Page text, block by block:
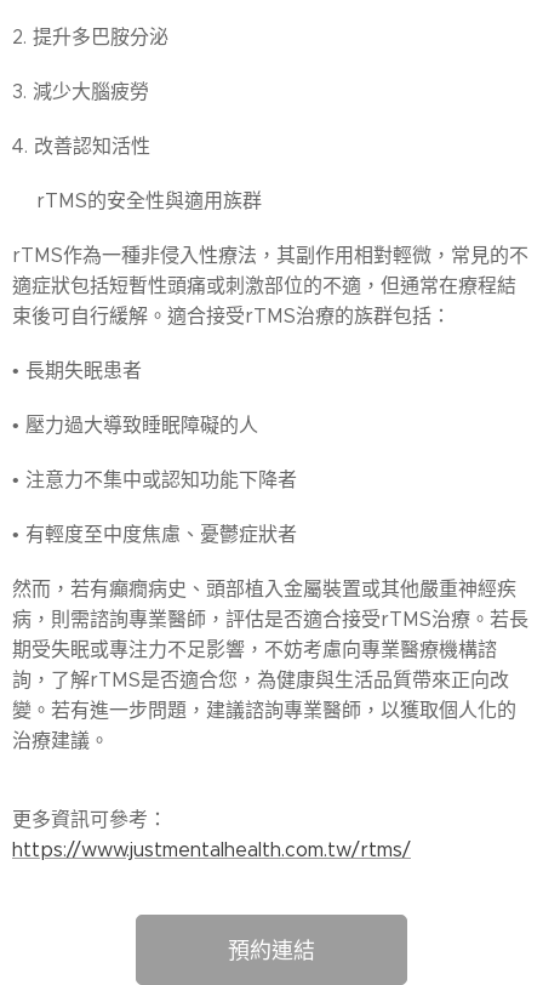
2. 提升多巴胺分泌
3. 減少大腦疲勞
4. 改善認知活性
♦️rTMS的安全性與適用族群
rTMS作為一種非侵入性療法，其副作用相對輕微，常見的不
適症狀包括短暫性頭痛或刺激部位的不適，但通常在療程結
束後可自行緩解。適合接受rTMS治療的族群包括：
• 長期失眠患者
• 壓力過大導致睡眠障礙的人
• 注意力不集中或認知功能下降者
• 有輕度至中度焦慮、憂鬱症狀者
然而，若有癲癇病史、頭部植入金屬裝置或其他嚴重神經疾
病，則需諮詢專業醫師，評估是否適合接受rTMS治療。若長
期受失眠或專注力不足影響，不妨考慮向專業醫療機構諮
詢，了解rTMS是否適合您，為健康與生活品質帶來正向改
變。若有進一步問題，建議諮詢專業醫師，以獲取個人化的
治療建議。
更多資訊可參考：
https://www.justmentalhealth.com.tw/rtms/
預約連結